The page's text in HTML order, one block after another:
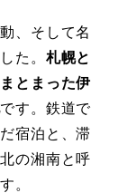
、そして名
た。 札幌と
とまった伊
です。鉄道で
宿泊と、滞
の湘南と呼
。